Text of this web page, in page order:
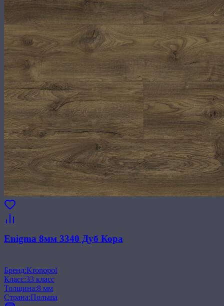
Enigma 8мм 3340 Дуб Кора
Бренд:Kronopol
Класс:33 класс
Толщина:8 мм
Страна:Польша